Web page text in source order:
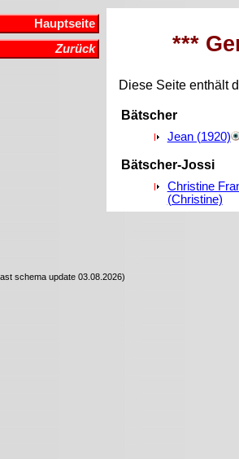
Hauptseite
Zurück
***
Diese Seite enthält
Bätscher
Jean (1920)
Bätscher-Jossi
Christine
(Christine)
schema update 03.08.2026)